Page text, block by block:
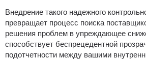
Внедрение такого надежного
превращает процесс поиска
решения проблем в упреждающее
способствует беспрецедентной
подотчетности между вашими